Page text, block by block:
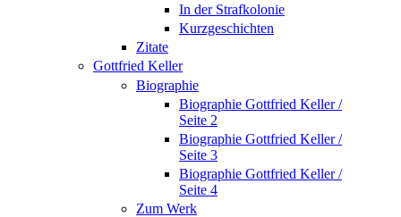
In der Strafkolonie
Kurzgeschichten
Zitate
Gottfried Keller
Biographie
Biographie Gottfried Keller /
Seite 2
Biographie Gottfried Keller /
Seite 3
Biographie Gottfried Keller /
Seite 4
Zum Werk